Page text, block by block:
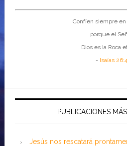
Confíen siempre en
porque el
Dios es la Roca
- Isaías 26:4
PUBLICACIONES
Jesús nos rescatará